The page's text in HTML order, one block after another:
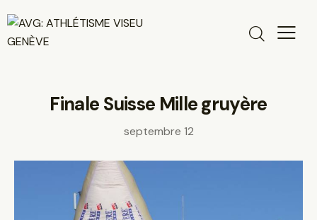
Finale Suisse Mille gruyère
septembre 12